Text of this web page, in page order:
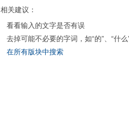
相关建议：
看看输入的文字是否有误
去掉可能不必要的字词，如“的”、“什么
在所有版块中搜索